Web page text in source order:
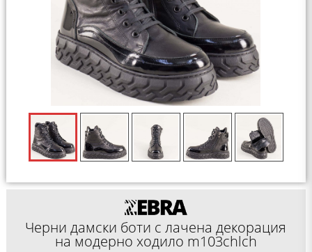
Черни дамски боти с лачена декорация
на модерно ходило m103chlch